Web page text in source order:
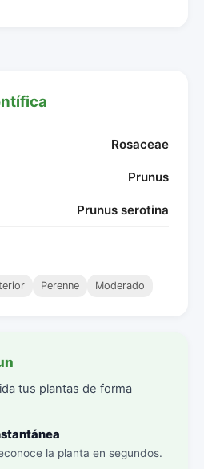
Rosaceae
Prunus
Prunus serotina
Perenne Moderado
tus plantas de forma
la planta en segundos.